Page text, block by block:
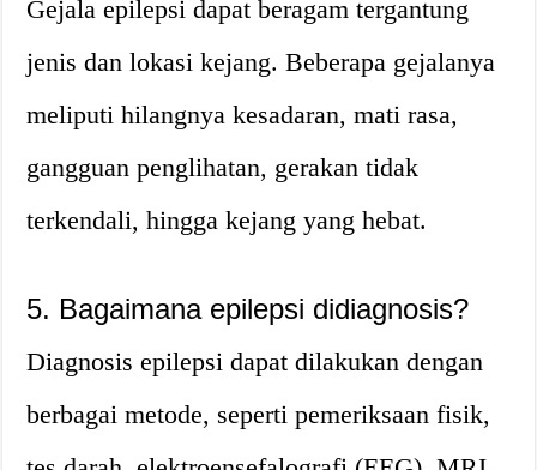
Gejala epilepsi dapat beragam tergantung
jenis dan lokasi kejang. Beberapa gejalanya
meliputi hilangnya kesadaran, mati rasa,
gangguan penglihatan, gerakan tidak
terkendali, hingga kejang yang hebat.
5. Bagaimana epilepsi didiagnosis?
Diagnosis epilepsi dapat dilakukan dengan
berbagai metode, seperti pemeriksaan fisik,